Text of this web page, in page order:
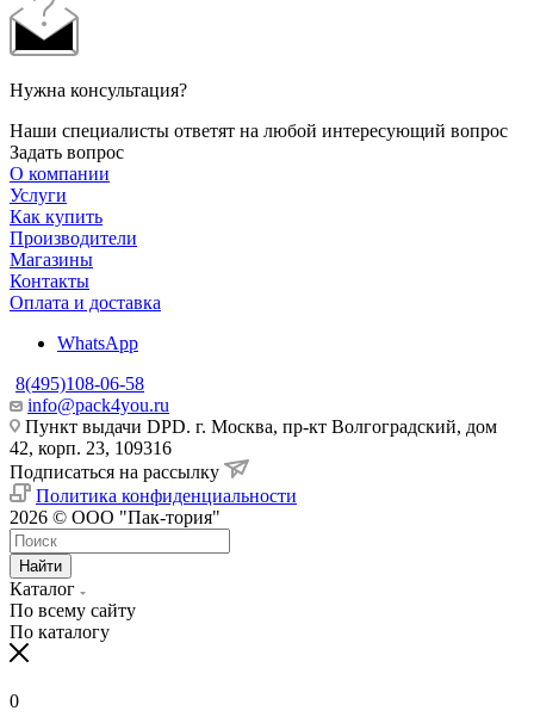
Нужна консультация?
Наши специалисты ответят на любой интересующий вопрос
Задать вопрос
О компании
Услуги
Как купить
Производители
Магазины
Контакты
Оплата и доставка
WhatsApp
8(495)108-06-58
info@pack4you.ru
Пункт выдачи DPD. г. Москва, пр-кт Волгоградский, дом
42, корп. 23, 109316
Подписаться на рассылку
Политика конфиденциальности
2026 © ООО "Пак-тория"
Найти
Каталог
По всему сайту
По каталогу
0